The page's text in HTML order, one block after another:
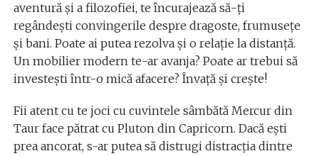
aventură și a filozofiei, te încurajează să-ți
regândești convingerile despre dragoste, frumusețe
și bani. Poate ai putea rezolva și o relație la distanță.
Un mobilier modern te-ar avanja? Poate ar trebui să
investești într-o mică afacere? Învață și crește!
Fii atent cu te joci cu cuvintele sâmbătă Mercur din
Taur face pătrat cu Pluton din Capricorn. Dacă ești
prea ancorat, s-ar putea să distrugi distracția dintre